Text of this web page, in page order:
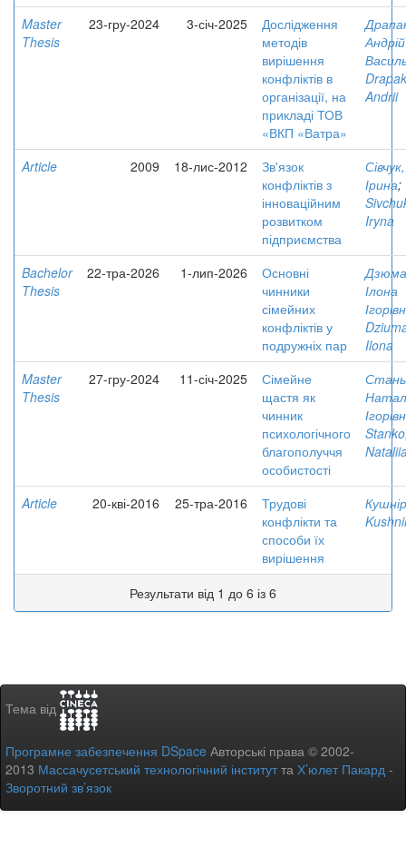
Master
Thesis
23-гру-2024 3-січ-2025
Дослідження
методів
вирішення
конфліктів в
організації, на
прикладі ТОВ
«ВКП «Ватра»
Андрій
Andrii
Article 2009 18-лис-2012
Зв'язок
конфліктів з
інноваційним
розвитком
підприємства
Сівчук,
Ірина;
Iryna
Bachelor
Thesis
22-тра-2026 1-лип-2026
Основні
чинники
сімейних
конфліктів у
подружніх пар
Ілона
Ilona
Master
Thesis
27-гру-2024 11-січ-2025
Сімейне
щастя як
чинник
психологічного
благополуччя
особистості
Article 20-кві-2016 25-тра-2016
Трудові
конфлікти та
способи їх
вирішення
Результати від 1 до 6 із 6
Тема від
Програмне забезпечення DSpace Авторські права © 2002-
2013 Массачусетський технологічний інститутта Х’юлет Пакард -
Зворотний зв’язок